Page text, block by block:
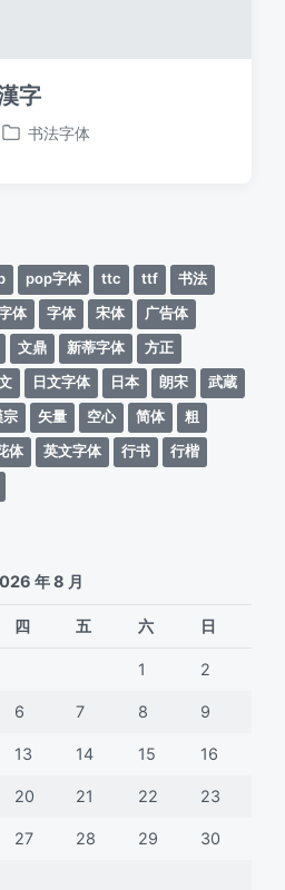
字
发
书法字体
pop字体 ttc ttf
书法
体 字体 宋体
广告体
文鼎 新蒂字体
方正
日文字体 日本 朗宋
武蔵
宗 矢量 空心 简体
粗
体 英文字体 行书
行楷
年 8 月
四 五 六 日
1 2
6 7 8 9
13 14 15 16
20 21 22 23
27 28 29 30